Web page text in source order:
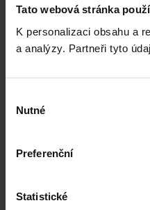
Tato webová stránka
K personalizaci obsahu a
a analýzy. Partneři tyto
souhlasu
Nutné
Preferenční
Statistické